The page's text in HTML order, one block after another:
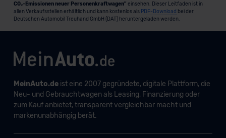
CO₂-Emissionen neuer Personenkraftwagen" einsehen. Dieser Leitfaden ist in
allen Verkaufsstellen erhältlich und kann kostenlos als PDF-Download bei der
Deutschen Automobil Treuhand GmbH (DAT) heruntergeladen werden.
MeinAuto.deist eine 2007 gegründete, digitale Plattform, die
Neu- und Gebrauchtwagen als Leasing, Finanzierung oder
zum Kauf anbietet, transparent vergleichbar macht und
markenunabhängig berät.